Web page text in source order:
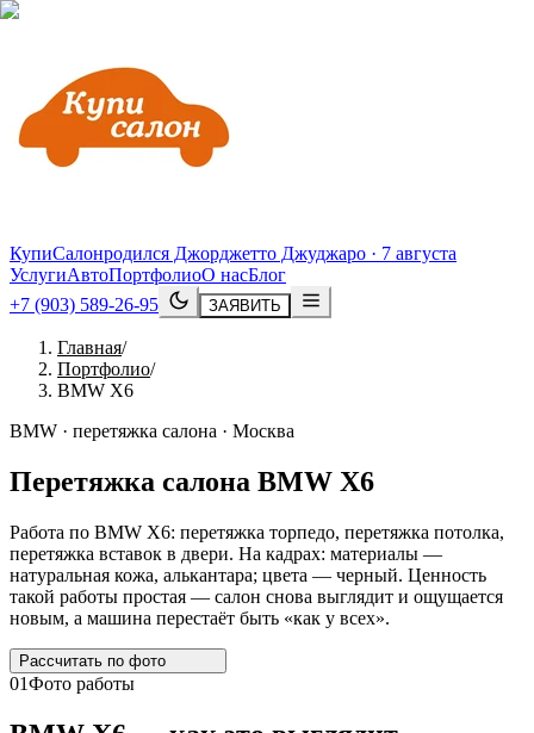
КупиСалонродился Джорджетто Джуджаро · 7 августа
УслугиАвтоПортфолиоО насБлог
+7 (903) 589-26-95
ЗАЯВИТЬ
Главная/
Портфолио/
BMW X6
BMW · перетяжка салона · Москва
Перетяжка салона BMW X6
Работа по BMW X6: перетяжка торпедо, перетяжка потолка,
перетяжка вставок в двери. На кадрах: материалы —
натуральная кожа, алькантара; цвета — черный. Ценность
такой работы простая — салон снова выглядит и ощущается
новым, а машина перестаёт быть «как у всех».
Рассчитать по фото
01Фото работы